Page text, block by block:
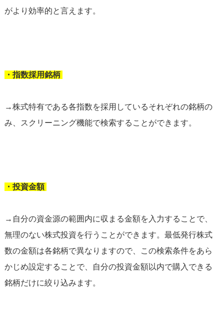
がより効率的と言えます。
・指数採用銘柄
→株式特有である各指数を採用しているそれぞれの銘柄の
み、スクリーニング機能で検索することができます。
・投資金額
→自分の資金源の範囲内に収まる金額を入力することで、
無理のない株式投資を行うことができます。最低発行株式
数の金額は各銘柄で異なりますので、この検索条件をあら
かじめ設定することで、自分の投資金額以内で購入できる
銘柄だけに絞り込みます。